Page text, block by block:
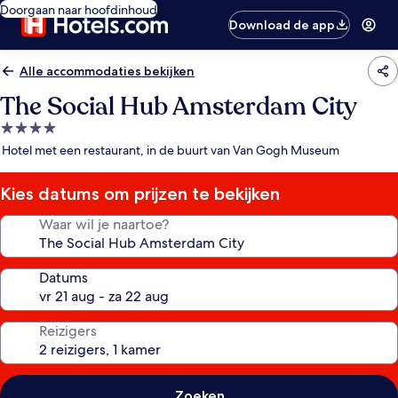
Doorgaan naar hoofdinhoud
Download de app
Alle accommodaties bekijken
The Social Hub Amsterdam City
4.0-
sterrenaccommodatie
Hotel met een restaurant, in de buurt van Van Gogh Museum
Kies datums om prijzen te bekijken
Waar wil je naartoe?
Datums
Reizigers